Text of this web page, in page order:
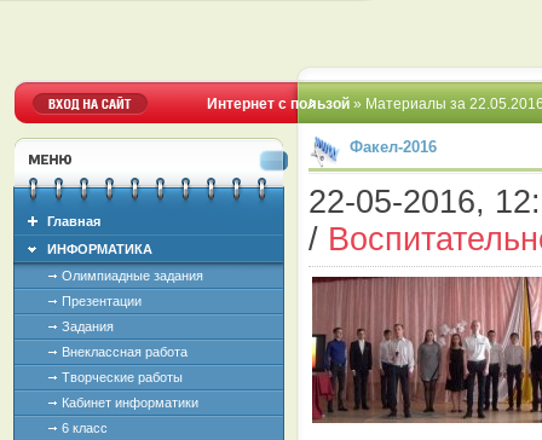
Интернет с пользой » Материалы за
Главная
ИНФОРМАТИКА
Олимпиадные задания
Презентации
Задания
Внеклассная работа
Творческие работы
Кабинет информатики
6 класс
Факел-2016
22-05-2016,
/